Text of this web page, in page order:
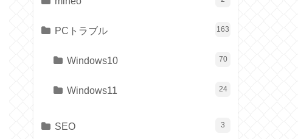
PCトラブル 163
Windows10 70
Windows11 24
SEO 3